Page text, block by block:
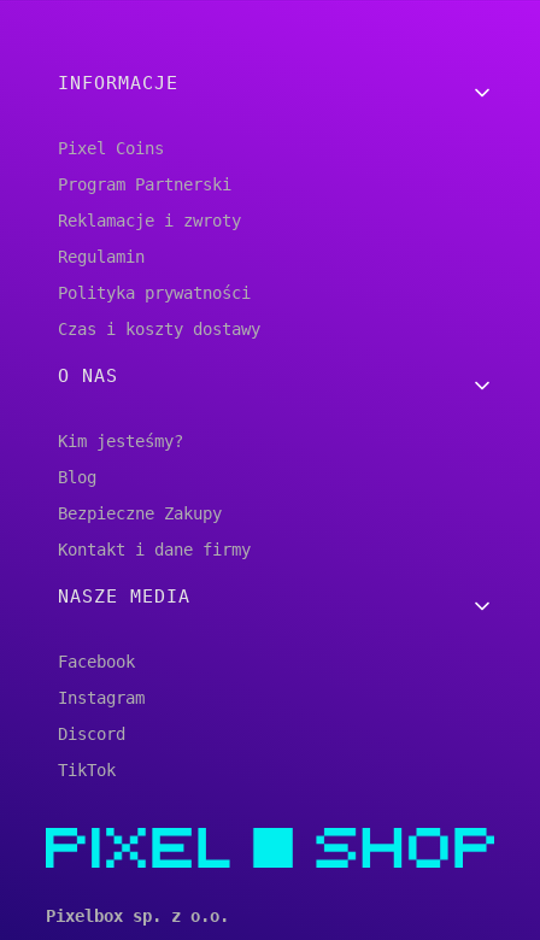
Linki w stopce
INFORMACJE
Pixel Coins
Program Partnerski
Reklamacje i zwroty
Regulamin
Polityka prywatności
Czas i koszty dostawy
O NAS
Kim jesteśmy?
Blog
Bezpieczne Zakupy
Kontakt i dane firmy
NASZE MEDIA
Facebook
Instagram
Discord
TikTok
Pixelbox sp. z o.o.